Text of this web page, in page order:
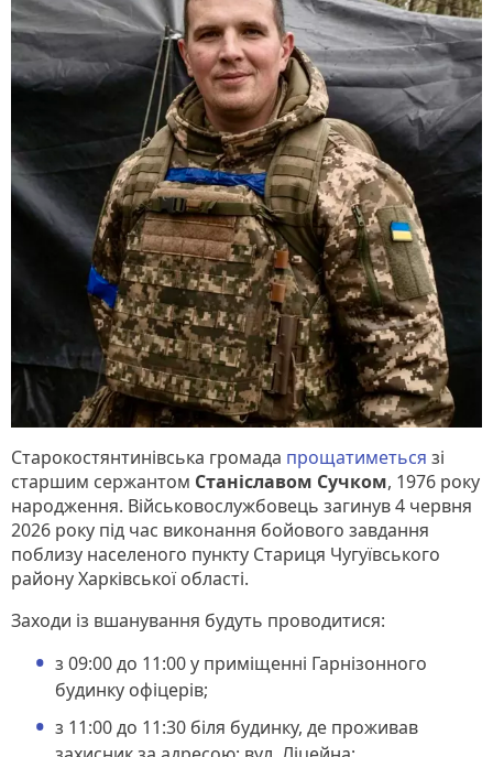
Старокостянтинівська громада прощатиметься зі
старшим сержантом Станіславом Сучком, 1976 року
народження. Військовослужбовець загинув 4 червня
2026 року під час виконання бойового завдання
поблизу населеного пункту Стариця Чугуївського
району Харківської області.
Заходи із вшанування будуть проводитися:
з 09:00 до 11:00 у приміщенні Гарнізонного
будинку офіцерів;
з 11:00 до 11:30 біля будинку, де проживав